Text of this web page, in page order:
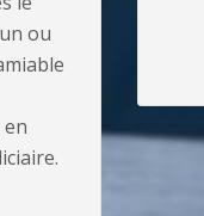
ou
en